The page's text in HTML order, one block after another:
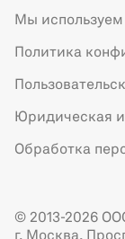
Мы
Политика
Юридическая
Обработка
© 2013-2026
г. Москва,